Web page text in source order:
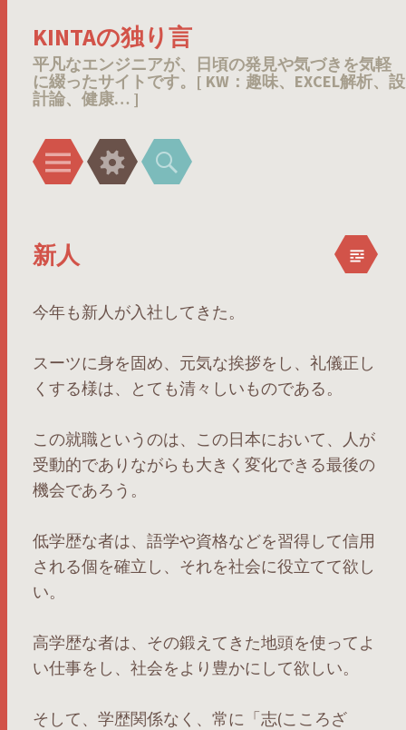
KINTAの独り言
平凡なエンジニアが、日頃の発見や気づきを気軽
に綴ったサイトです。[ KW：趣味、EXCEL解析、設
計論、健康… ]
メ
ニ
ウ
ィ
検
索
新人
今年も新人が入社してきた。
スーツに身を固め、元気な挨拶をし、礼儀正し
くする様は、とても清々しいものである。
この就職というのは、この日本において、人が
受動的でありながらも大きく変化できる最後の
機会であろう。
低学歴な者は、語学や資格などを習得して信用
される個を確立し、それを社会に役立てて欲し
い。
高学歴な者は、その鍛えてきた地頭を使ってよ
い仕事をし、社会をより豊かにして欲しい。
そして、学歴関係なく、常に「志(こころざ